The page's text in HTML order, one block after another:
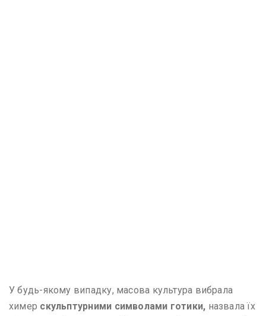
У будь-якому випадку, масова культура вибрала
химер скульптурними символами готики, назвала їх